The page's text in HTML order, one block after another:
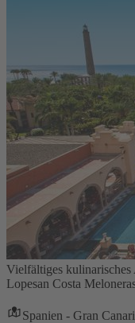
Vielfältiges kulinarisches
Lopesan Costa
Spanien - Gran